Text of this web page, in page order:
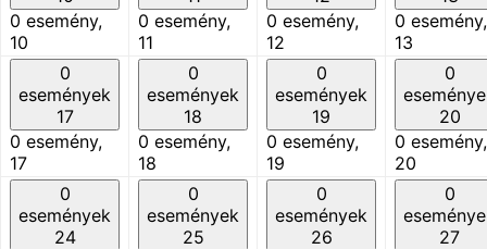
0 esemény,
10
0 esemény,
11
0 esemény,
12
0 esemény,
13
0
események
17
0 esemény,
17
0
események
18
0 esemény,
18
0
események
19
0 esemény,
19
0
20
0 esemény,
20
0
események
24
0
események
25
0
események
26
0
27